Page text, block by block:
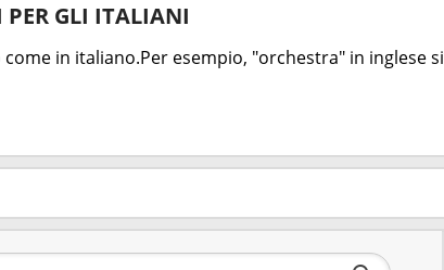
PER GLI ITALIANI
in italiano.Per esempio, "orchestra" in inglese si